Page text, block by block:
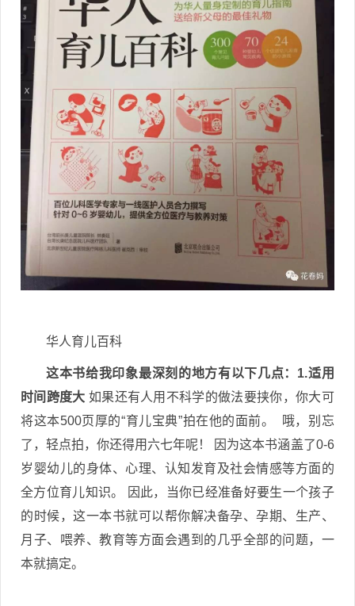
华人育儿百科
这本书给我印象最深刻的地方有以下几点： 1.适用
时间跨度大 如果还有人用不科学的做法要挟你，你大可
将这本500页厚的“育儿宝典”拍在他的面前。 哦，别忘
了，轻点拍，你还得用六七年呢！ 因为这本书涵盖了0-6
岁婴幼儿的身体、心理、认知发育及社会情感等方面的
全方位育儿知识。 因此，当你已经准备好要生一个孩子
的时候，这一本书就可以帮你解决备孕、孕期、生产、
月子、喂养、教育等方面会遇到的几乎全部的问题，一
本就搞定。